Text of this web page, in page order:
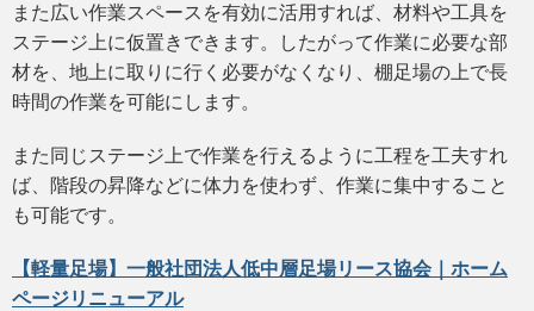
また広い作業スペースを有効に活用すれば、材料や工具を
ステージ上に仮置きできます。したがって作業に必要な部
材を、地上に取りに行く必要がなくなり、棚足場の上で長
時間の作業を可能にします。
また同じステージ上で作業を行えるように工程を工夫すれ
ば、階段の昇降などに体力を使わず、作業に集中すること
も可能です。
【軽量足場】一般社団法人低中層足場リース協会｜ホーム
ページリニューアル